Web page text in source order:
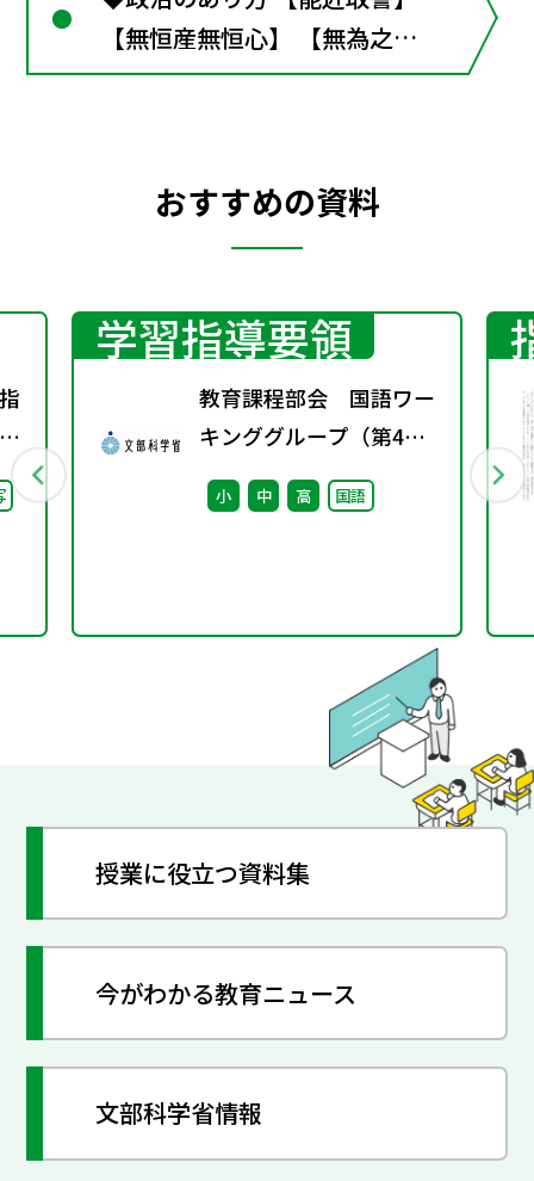
【無恒産無恒心】 【無為之
治】【兼愛】 【侵官之害】■
おすすめの資料
学習指導要領
教育課程部会 国語ワー
キンググループ（第4
回） 配付資料
小 中 高 国語
授業に役立つ資料集
今がわかる教育ニュース
文部科学省情報